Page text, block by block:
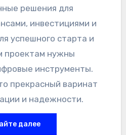
решения для
инвестициями и
успешного старта и
проектам нужны
инструменты.
прекрасный варинат
и надежности.
далее